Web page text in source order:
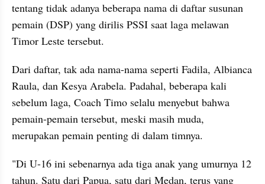
tentang tidak adanya beberapa nama di daftar susunan
pemain (DSP) yang dirilis PSSI saat laga melawan
Timor Leste tersebut.
Dari daftar, tak ada nama-nama seperti Fadila, Albianca
Raula, dan Kesya Arabela. Padahal, beberapa kali
sebelum laga, Coach Timo selalu menyebut bahwa
pemain-pemain tersebut, meski masih muda,
merupakan pemain penting di dalam timnya.
"Di U-16 ini sebenarnya ada tiga anak yang umurnya 12
tahun. Satu dari Papua, satu dari Medan, terus yang